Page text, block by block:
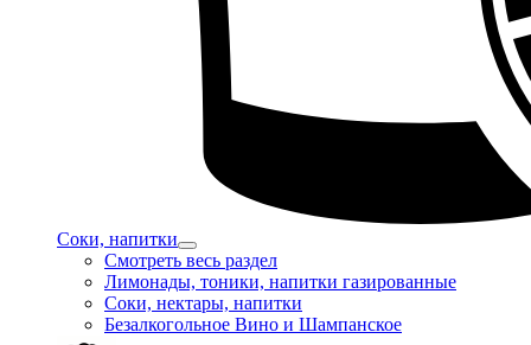
Соки, напитки
Смотреть весь раздел
Лимонады, тоники, напитки газированные
Соки, нектары, напитки
Безалкогольное Вино и Шампанское